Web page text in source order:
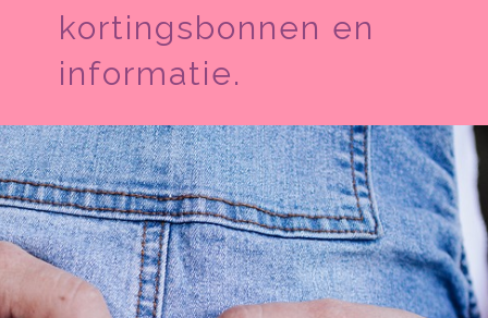
kortingsbonnen en
informatie.